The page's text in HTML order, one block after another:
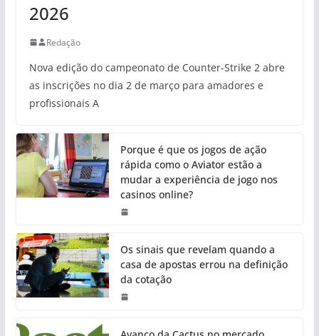
2026
Redação
Nova edição do campeonato de Counter-Strike 2 abre
as inscrições no dia 2 de março para amadores e
profissionais A
Porque é que os jogos de ação
rápida como o Aviator estão a
mudar a experiência de jogo nos
casinos online?
Os sinais que revelam quando a
casa de apostas errou na definição
da cotação